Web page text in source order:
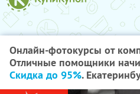
Онлайн-фотокурсы от
Отличные помощники
Скидка до 95%.